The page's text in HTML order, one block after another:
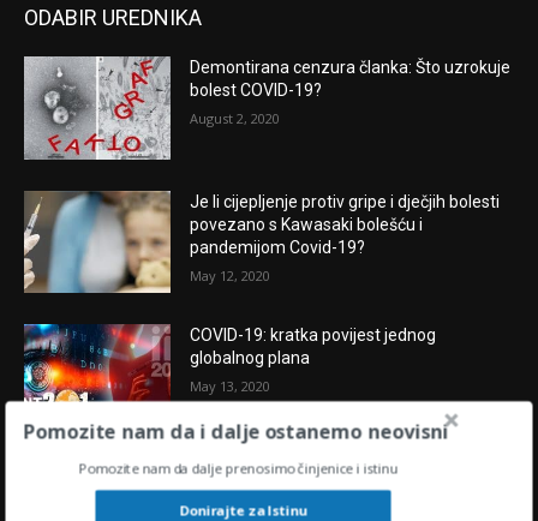
ODABIR UREDNIKA
Demontirana cenzura članka: Što uzrokuje
bolest COVID-19?
August 2, 2020
Je li cijepljenje protiv gripe i dječjih bolesti
povezano s Kawasaki bolešću i
pandemijom Covid-19?
May 12, 2020
COVID-19: kratka povijest jednog
globalnog plana
May 13, 2020
POPULARNE OBJAVE
Pomozite nam da i dalje ostanemo neovisni
Pomozite nam da dalje prenosimo činjenice i istinu
Donirajte za Istinu